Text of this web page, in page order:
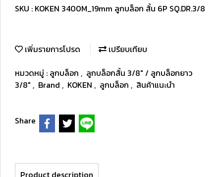
SKU : KOKEN 3400M_19mm ลูกบล็อก สั้น 6P SQ.DR.3/8
เพิ่มรายการโปรด
เปรียบเทียบ
หมวดหมู่ : ลูกบล็อก , ลูกบล็อกสั้น 3/8" / ลูกบล็อกยาว
3/8" , Brand , KOKEN , ลูกบล็อก , สินค้าแนะนำ
Share
Product description